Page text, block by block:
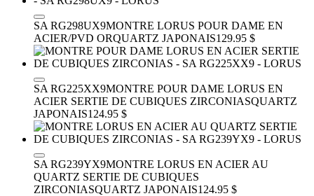
SA RG298UX9MONTRE LORUS POUR DAME EN
ACIER/PVD ORQUARTZ JAPONAIS129.95 $
SA RG225XX9MONTRE POUR DAME LORUS EN
ACIER SERTIE DE CUBIQUES ZIRCONIASQUARTZ
JAPONAIS124.95 $
SA RG239YX9MONTRE LORUS EN ACIER AU
QUARTZ SERTIE DE CUBIQUES
ZIRCONIASQUARTZ JAPONAIS124.95 $